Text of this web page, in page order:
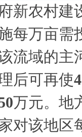
新农村建
每万亩需
流域的主
后可再使
万元。地
对该地区